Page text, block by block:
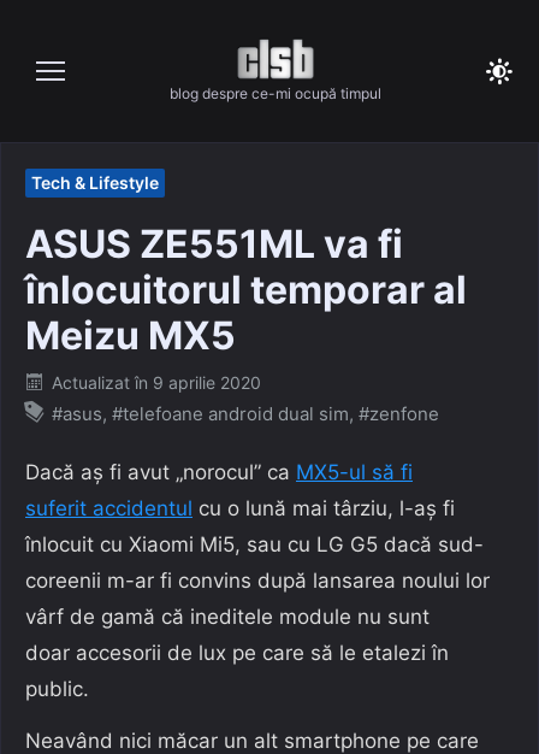
content
blog despre ce-mi ocupă timpul
Tech & Lifestyle
ASUS ZE551ML va fi
înlocuitorul temporar al
Meizu MX5
Posted
on
Actualizat în 9 aprilie 2020
#asus, #telefoane android dual sim, #zenfone
Dacă aș fi avut „norocul” ca MX5-ul să fi
suferit accidentul cu o lună mai târziu, l-aș fi
înlocuit cu Xiaomi Mi5, sau cu LG G5 dacă sud-
coreenii m-ar fi convins după lansarea noului lor
vârf de gamă că ineditele module nu sunt
doar accesorii de lux pe care să le etalezi în
public.
Neavând nici măcar un alt smartphone pe care